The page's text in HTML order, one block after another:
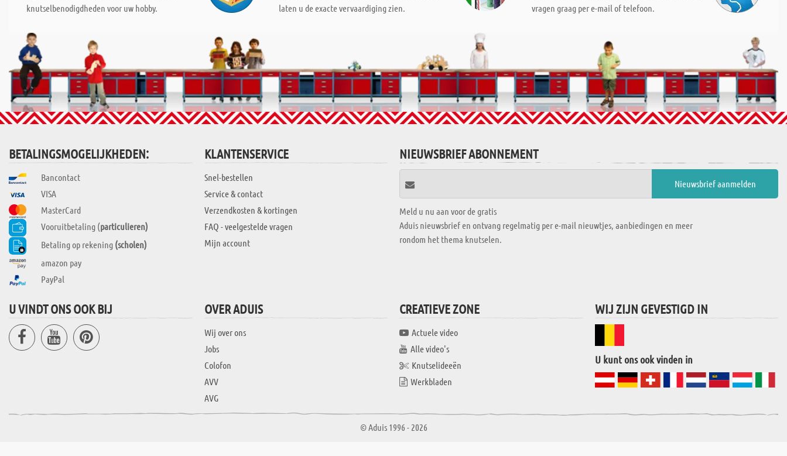
knutselbenodigdheden voor uw hobby.
laten u de exacte vervaardiging zien.
vragen graag per e-mail of telefoon.
BETALINGSMOGELIJKHEDEN:
Bancontact
VISA
MasterCard
Vooruitbetaling (particulieren)
Betaling op rekening (scholen)
amazon pay
PayPal
KLANTENSERVICE
Snel-bestellen
Service & contact
Verzendkosten & kortingen
FAQ - veelgestelde vragen
Mijn account
NIEUWSBRIEF ABONNEMENT
Meld u nu aan voor de gratis
Aduis nieuwsbrief en ontvang regelmatig per e-mail nieuwtjes, aanbiedingen en meer
rondom het thema knutselen.
U VINDT ONS OOK BIJ OVER ADUIS
Wij over ons
Jobs
Colofon
AVV
AVG
CREATIEVE ZONE
Actuele video
Alle video's
Knutselideeën
Werkbladen
WIJ ZIJN GEVESTIGD IN
U kunt ons ook vinden in
© Aduis 1996 - 2026